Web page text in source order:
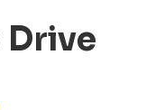
Drive